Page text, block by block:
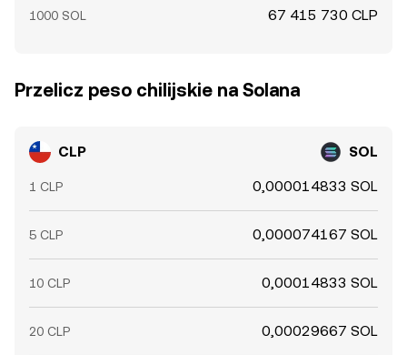
1000 SOL 67 415 730 CLP
Przelicz peso chilijskie na Solana
CLP SOL
1 CLP 0,000014833 SOL
5 CLP 0,000074167 SOL
10 CLP 0,00014833 SOL
20 CLP 0,00029667 SOL